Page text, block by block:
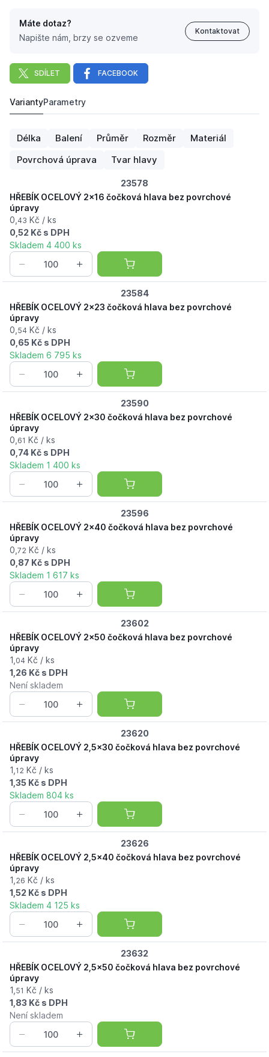
Máte dotaz?
Napište nám, brzy se ozveme
Kontaktovat
SDÍLET FACEBOOK
HŘEBÍK OCELOVÝ 2x23 čočková hlava bez povrchové
0, Kč
VariantyParametry
Délka Balení Průměr Rozměr
Materiál
Povrchová úprava
Tvar hlavy
23578
HŘEBÍK OCELOVÝ 2x16 čočková hlava bez povrchové
úpravy
0, 43 Kč / ks
0,52 Kč s DPH
Skladem 4 400 ks
23584
HŘEBÍK OCELOVÝ 2x23 čočková hlava bez povrchové
úpravy
0, 54 Kč / ks
0,65 Kč s DPH
Skladem 6 795 ks
23590
HŘEBÍK OCELOVÝ 2x30 čočková hlava bez povrchové
úpravy
0, 61 Kč / ks
0,74 Kč s DPH
Skladem 1 400 ks
23596
HŘEBÍK OCELOVÝ 2x40 čočková hlava bez povrchové
úpravy
0, 72 Kč / ks
0,87 Kč s DPH
Skladem 1 617 ks
23602
HŘEBÍK OCELOVÝ 2x50 čočková hlava bez povrchové
úpravy
1, 04 Kč / ks
1,26 Kč s DPH
Není skladem
23620
HŘEBÍK OCELOVÝ 2,5x30 čočková hlava bez povrchové
úpravy
1, 12 Kč / ks
1,35 Kč s DPH
Skladem 804 ks
23626
HŘEBÍK OCELOVÝ 2,5x40 čočková hlava bez povrchové
úpravy
1, 26 Kč / ks
1,52 Kč s DPH
Skladem 4 125 ks
23632
HŘEBÍK OCELOVÝ 2,5x50 čočková hlava bez povrchové
úpravy
1, 51 Kč / ks
1,83 Kč s DPH
Není skladem